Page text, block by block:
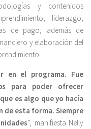
y contenidos
liderazgo,
de pago; además de
y elaboración del
en el programa. Fue
para poder ofrecer
es algo que yo hacía
de esta forma. Siempre
”, manifiesta Nelly